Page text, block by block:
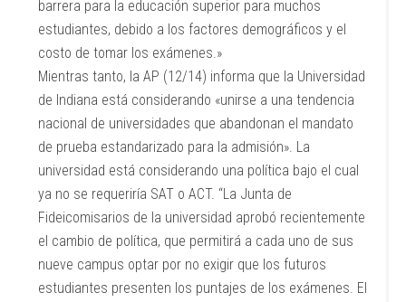
barrera para la educación superior para muchos
estudiantes, debido a los factores demográficos y el
costo de tomar los exámenes.»
Mientras tanto, la AP (12/14) informa que la Universidad
de Indiana está considerando «unirse a una tendencia
nacional de universidades que abandonan el mandato
de prueba estandarizado para la admisión». La
universidad está considerando una política bajo el cual
ya no se requeriría SAT o ACT. “La Junta de
Fideicomisarios de la universidad aprobó recientemente
el cambio de política, que permitirá a cada uno de sus
nueve campus optar por no exigir que los futuros
estudiantes presenten los puntajes de los exámenes. El